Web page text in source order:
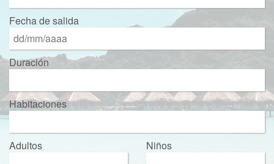
Fecha de salida
Duración
Habitaciones
Adultos Niños